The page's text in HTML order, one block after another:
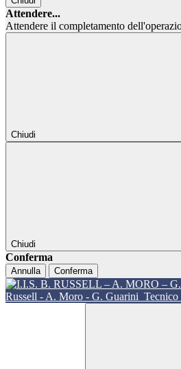
Attendere...
Attendere il completamento
Chiudi
Chiudi
Conferma
Annulla Conferma
Russell - A. Moro - G. Guarini